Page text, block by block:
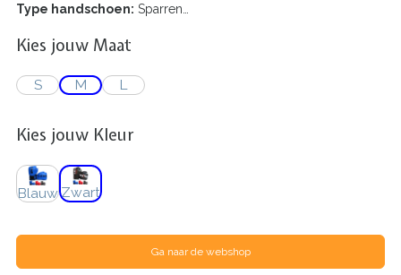
Type handschoen: Sparren…
Kies jouw Maat
S M L
Kies jouw Kleur
BlauwZwart
Ga naar de webshop